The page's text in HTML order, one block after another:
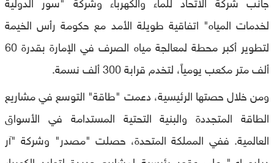
لخدمات المياه" اتفاقية طويلة الأمد مع حكومة رأس الخيمة
لتطوير أكبر محطة لمعالجة مياه الصرف في الإمارة بقدرة 60
ألف متر مكعب يومياً، لتخدم قرابة 300 ألف نسمة.
ومن خلال حصتها الرئيسية، دعمت "طاقة" التوسع في مشاريع
الطاقة المتجددة والبنية التحتية المستدامة في الأسواق
العالمية. ففي المملكة المتحدة، حصلت "مصدر" وشركة "آر